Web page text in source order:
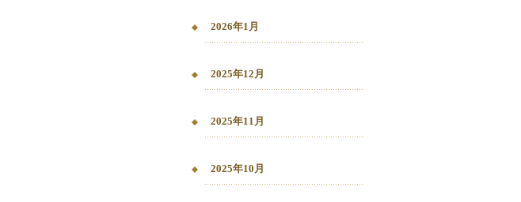
2026年1月
2025年12月
2025年11月
2025年10月